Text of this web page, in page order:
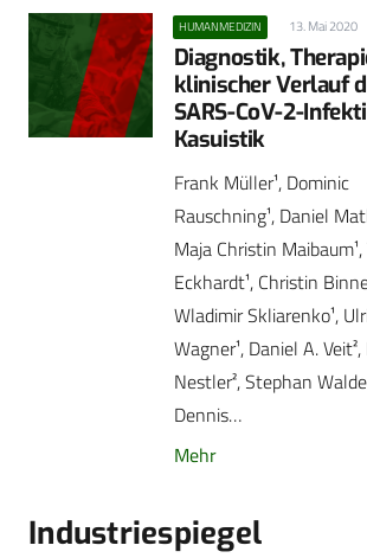
HUMANMEDIZIN 13. Mai 2020
Diagnostik,
klinischer Verlauf
SARS-CoV-2-
Kasuistik
Frank Müller¹, Dominic
Rauschning¹, Daniel
Maja Christin
Eckhardt¹, Christin
Wladimir Skliarenko¹,
Wagner¹, Daniel A. Veit²,
Nestler², Stephan
Dennis…
Mehr
Industriespiegel